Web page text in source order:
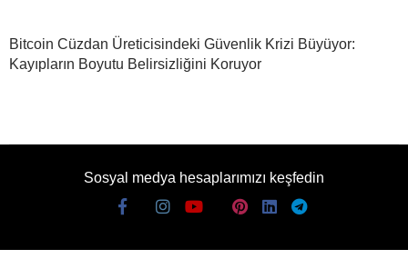
Bitcoin Cüzdan Üreticisindeki Güvenlik Krizi Büyüyor:
Kayıpların Boyutu Belirsizliğini Koruyor
Sosyal medya hesaplarımızı keşfedin